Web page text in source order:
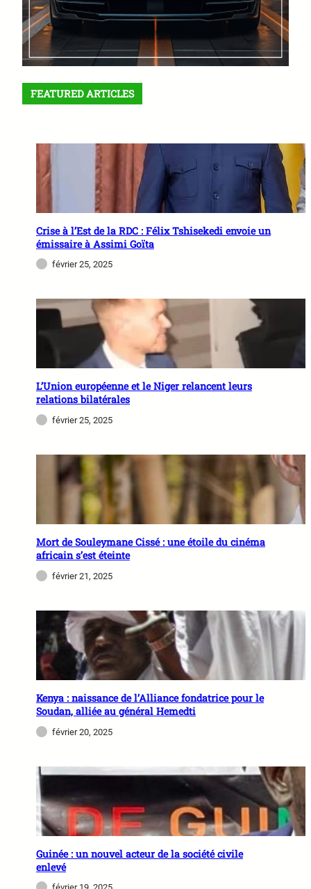
FEATURED ARTICLES
Crise à l’Est de la RDC : Félix Tshisekedi envoie un
émissaire à Assimi Goïta
février 25, 2025
L’Union européenne et le Niger relancent leurs
relations bilatérales
février 25, 2025
Mort de Souleymane Cissé : une étoile du cinéma
africain s’est éteinte
février 21, 2025
Kenya : naissance de l’Alliance fondatrice pour le
Soudan, alliée au général Hemedti
février 20, 2025
Guinée : un nouvel acteur de la société civile
enlevé